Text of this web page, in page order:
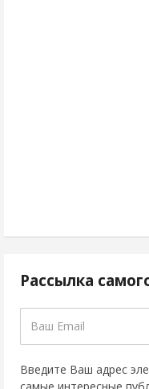
Рассылка
Введите Ваш адрес